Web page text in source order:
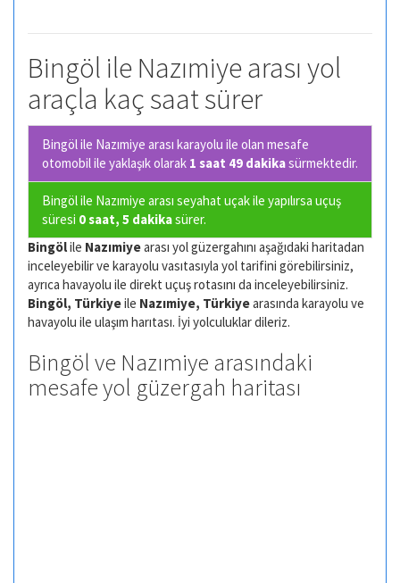
Bingöl ile Nazımiye arası yol
araçla kaç saat sürer
Bingöl ile Nazımiye arası karayolu ile olan mesafe
otomobil ile yaklaşık olarak 1 saat 49 dakikasürmektedir.
Bingöl ile Nazımiye arası seyahat uçak ile yapılırsa uçuş
süresi 0 saat, 5 dakikasürer.
Bingölile Nazımiyearası yol güzergahını aşağıdaki haritadan
inceleyebilir ve karayolu vasıtasıyla yol tarifini görebilirsiniz,
ayrıca havayolu ile direkt uçuş rotasını da inceleyebilirsiniz.
Bingöl, Türkiyeile Nazımiye, Türkiyearasında karayolu ve
havayolu ile ulaşım harıtası. İyi yolculuklar dileriz.
Bingöl ve Nazımiye arasındaki
mesafe yol güzergah haritası